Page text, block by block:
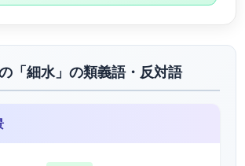
「細水」の類義語・反対語